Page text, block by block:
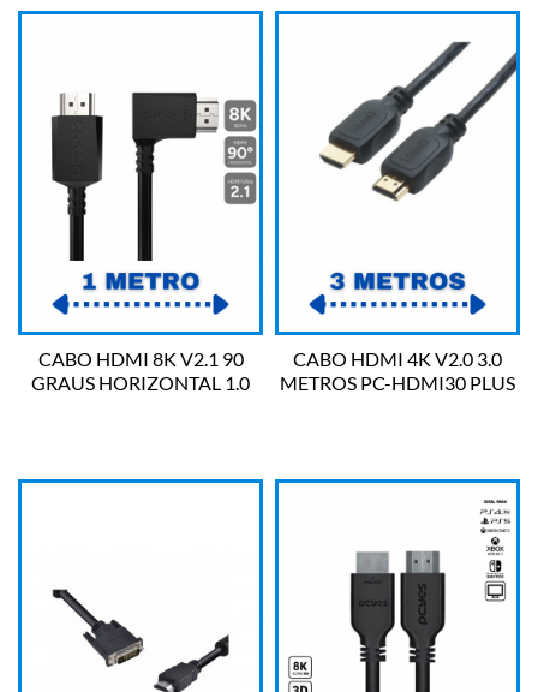
CABO HDMI 8K V2.1 90
GRAUS HORIZONTAL 1.0
CABO HDMI 4K V2.0 3.0
METROS PC-HDMI30 PLUS